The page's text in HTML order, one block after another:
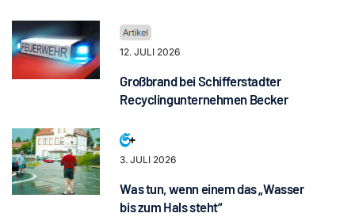
12. JULI 2026
Großbrand bei Schifferstadter
Recyclingunternehmen Becker
3. JULI 2026
Was tun, wenn einem das „Wasser
bis zum Hals steht“